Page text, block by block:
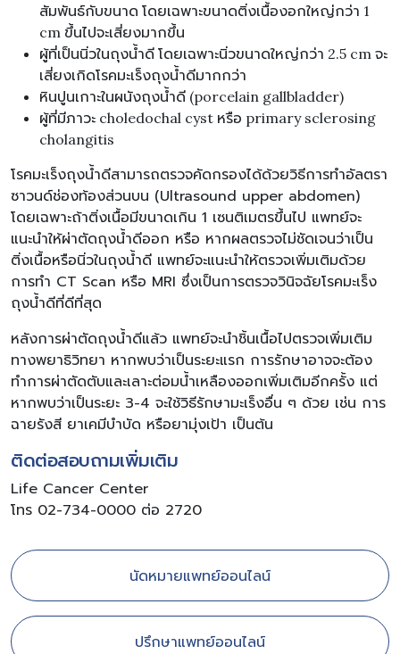
สัมพันธ์กับขนาด โดยเฉพาะขนาดติ่งเนื้องอกใหญ่กว่า 1
cm ขึ้นไปจะเสี่ยงมากขึ้น
ผู้ที่เป็นนิ่วในถุงน้ำดี โดยเฉพาะนิ่วขนาดใหญ่กว่า 2.5 cm จะ
เสี่ยงเกิดโรคมะเร็งถุงน้ำดีมากกว่า
หินปูนเกาะในผนังถุงน้ำดี (porcelain gallbladder)
ผู้ที่มีภาวะ choledochal cyst หรือ primary sclerosing
cholangitis
โรคมะเร็งถุงน้ำดีสามารถตรวจคัดกรองได้ด้วยวิธีการทำอัลตรา
ซาวนด์ช่องท้องส่วนบน (Ultrasound upper abdomen)
โดยเฉพาะถ้าติ่งเนื้อมีขนาดเกิน 1 เซนติเมตรขึ้นไป แพทย์จะ
แนะนำให้ผ่าตัดถุงน้ำดีออก หรือ หากผลตรวจไม่ชัดเจนว่าเป็น
ติ่งเนื้อหรือนิ่วในถุงน้ำดี แพทย์จะแนะนำให้ตรวจเพิ่มเติมด้วย
การทำ CT Scan หรือ MRI ซึ่งเป็นการตรวจวินิจฉัยโรคมะเร็ง
ถุงน้ำดีที่ดีที่สุด
หลังการผ่าตัดถุงน้ำดีแล้ว แพทย์จะนำชิ้นเนื้อไปตรวจเพิ่มเติม
ทางพยาธิวิทยา หากพบว่าเป็นระยะแรก การรักษาอาจจะต้อง
ทำการผ่าตัดตับและเลาะต่อมน้ำเหลืองออกเพิ่มเติมอีกครั้ง แต่
หากพบว่าเป็นระยะ 3-4 จะใช้วิธีรักษามะเร็งอื่น ๆ ด้วย เช่น การ
ฉายรังสี ยาเคมีบำบัด หรือยามุ่งเป้า เป็นต้น
ติดต่อสอบถามเพิ่มเติม
Life Cancer Center
โทร 02-734-0000 ต่อ 2720
นัดหมายแพทย์ออนไลน์
ปรึกษาแพทย์ออนไลน์